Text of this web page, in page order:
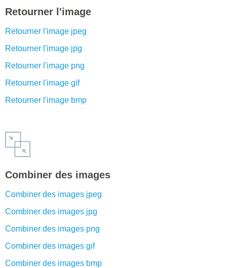
Retourner l'image
Retourner l'image jpeg
Retourner l'image jpg
Retourner l'image png
Retourner l'image gif
Retourner l'image bmp
Combiner des images
Combiner des images jpeg
Combiner des images jpg
Combiner des images png
Combiner des images gif
Combiner des images bmp